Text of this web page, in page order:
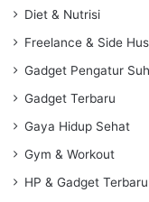
Diet & Nutrisi
Freelance & Side
Gadget Pengatur
Gadget Terbaru
Gaya Hidup Sehat
Gym & Workout
HP & Gadget Terbaru